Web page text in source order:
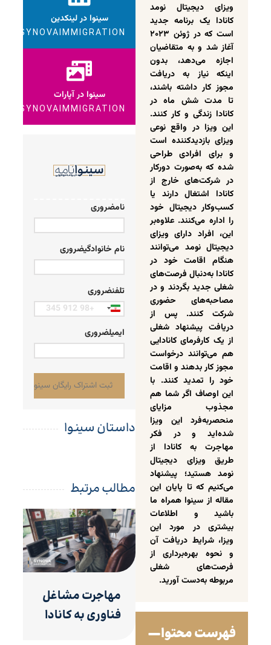
ویزای دیجیتال نومد
کانادا یک برنامه جدید
است که در ژوئن ۲۰۲۳
آغاز شد و به متقاضیان
اجازه می‌دهد، بدون
اینکه نیاز به دریافت
مجوز کار داشته باشند،
تا مدت شش ماه در
کانادا زندگی و کار کنند.
این ویزا در واقع نوعی
ویزای بازدیدکننده است
و برای افرادی طراحی
شده که به‌صورت دورکار
در شرکت‌های خارج از
کانادا اشتغال دارند یا
کسب‌وکار دیجیتال خود
را اداره می‌کنند. علاوه‌بر
این، افراد دارای ویزای
دیجیتال نومد می‌توانند
هنگام اقامت خود در
کانادا به‌دنبال فرصت‌های
شغلی جدید بگردند و در
مصاحبه‌های حضوری
شرکت کنند. پس از
دریافت پیشنهاد شغلی
از یک کارفرمای کانادایی
هم می‌توانند درخواست
مجوز کار بدهند و اقامت
خود را تمدید کنند. با
این اوصاف اگر شما هم
مجذوب مزایای
منحصربه‌فرد این ویزا
شده‌اید و در فکر
مهاجرت به کانادا از
طریق ویزای دیجیتال
نومد هستید؛ پیشنهاد
می‌کنیم که تا پایان این
مقاله از سینوا همراه ما
باشید و اطلاعات
بیشتری در مورد این
ویزا، شرایط دریافت آن
و نحوه بهره‌برداری از
فرصت‌های شغلی
مربوطه به‌دست آورید‌.
فهرست محتوا
سینوا در لینکدین
SYNOVAIMMIGRATION
سینوا در آپارات
SYNOVAIMMIGRATION
نامضروری
نام خانوادگیضروری
تلفنضروری
Iran
ایمیلضروری
داستان سینوا
مطالب مرتبط
مهاجرت مشاغل
فناوری به کانادا